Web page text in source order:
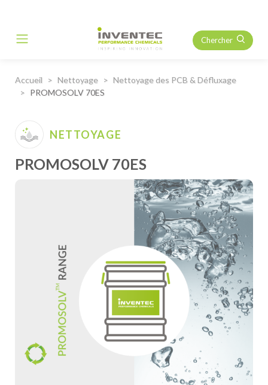
Main Navigation Chercher
Accueil Nettoyage
Nettoyage des PCB & Défluxage
PROMOSOLV 70ES
NETTOYAGE
PROMOSOLV 70ES